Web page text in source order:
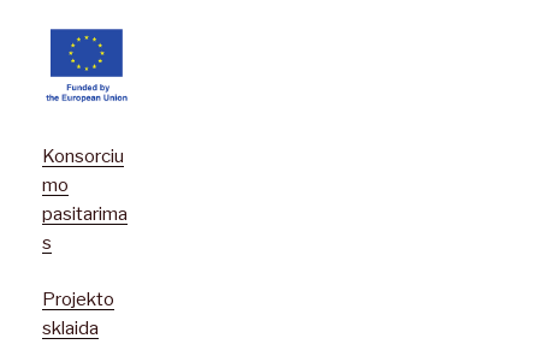
Konsorciu
mo
pasitarima
s
Projekto
sklaida